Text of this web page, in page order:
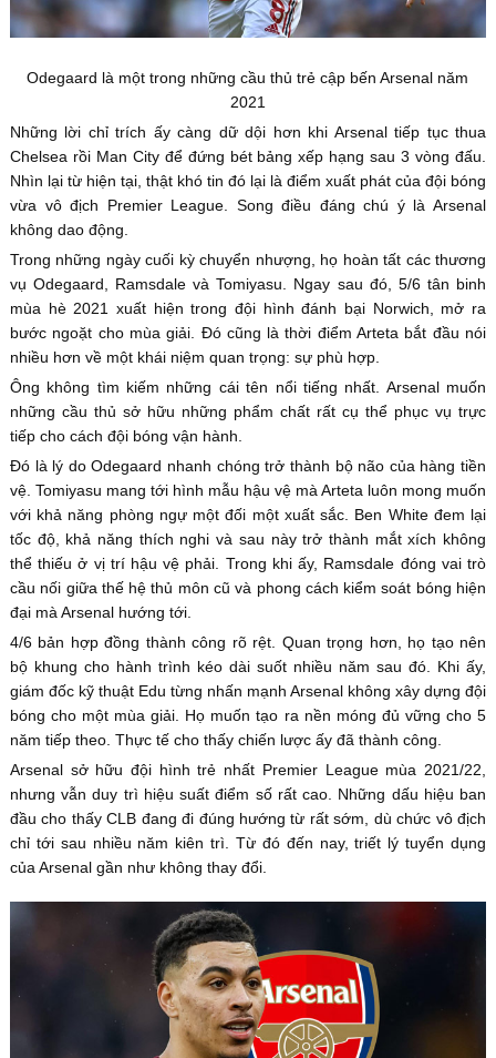
Odegaard là một trong những cầu thủ trẻ cập bến Arsenal năm
2021
Những lời chỉ trích ấy càng dữ dội hơn khi Arsenal tiếp tục thua
Chelsea rồi Man City để đứng bét bảng xếp hạng sau 3 vòng đấu.
Nhìn lại từ hiện tại, thật khó tin đó lại là điểm xuất phát của đội bóng
vừa vô địch Premier League. Song điều đáng chú ý là Arsenal
không dao động.
Trong những ngày cuối kỳ chuyển nhượng, họ hoàn tất các thương
vụ Odegaard, Ramsdale và Tomiyasu. Ngay sau đó, 5/6 tân binh
mùa hè 2021 xuất hiện trong đội hình đánh bại Norwich, mở ra
bước ngoặt cho mùa giải. Đó cũng là thời điểm Arteta bắt đầu nói
nhiều hơn về một khái niệm quan trọng: sự phù hợp.
Ông không tìm kiếm những cái tên nổi tiếng nhất. Arsenal muốn
những cầu thủ sở hữu những phẩm chất rất cụ thể phục vụ trực
tiếp cho cách đội bóng vận hành.
Đó là lý do Odegaard nhanh chóng trở thành bộ não của hàng tiền
vệ. Tomiyasu mang tới hình mẫu hậu vệ mà Arteta luôn mong muốn
với khả năng phòng ngự một đối một xuất sắc. Ben White đem lại
tốc độ, khả năng thích nghi và sau này trở thành mắt xích không
thể thiếu ở vị trí hậu vệ phải. Trong khi ấy, Ramsdale đóng vai trò
cầu nối giữa thế hệ thủ môn cũ và phong cách kiểm soát bóng hiện
đại mà Arsenal hướng tới.
4/6 bản hợp đồng thành công rõ rệt. Quan trọng hơn, họ tạo nên
bộ khung cho hành trình kéo dài suốt nhiều năm sau đó. Khi ấy,
giám đốc kỹ thuật Edu từng nhấn mạnh Arsenal không xây dựng đội
bóng cho một mùa giải. Họ muốn tạo ra nền móng đủ vững cho 5
năm tiếp theo. Thực tế cho thấy chiến lược ấy đã thành công.
Arsenal sở hữu đội hình trẻ nhất Premier League mùa 2021/22,
nhưng vẫn duy trì hiệu suất điểm số rất cao. Những dấu hiệu ban
đầu cho thấy CLB đang đi đúng hướng từ rất sớm, dù chức vô địch
chỉ tới sau nhiều năm kiên trì. Từ đó đến nay, triết lý tuyển dụng
của Arsenal gần như không thay đổi.